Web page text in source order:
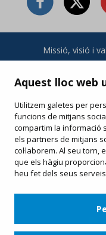
Aquest lloc web
Utilitzem galetes per
funcions de mitjans
compartim la informació
els partners de mitjans
col·laborem. Al seu
que els hàgiu
heu fet dels seus
Missió, visió i
compra
Les
Modifica o